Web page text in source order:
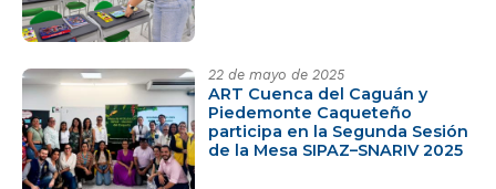
22 de mayo de 2025
ART Cuenca del Caguán y
Piedemonte Caqueteño
participa en la Segunda Sesión
de la Mesa SIPAZ–SNARIV 2025